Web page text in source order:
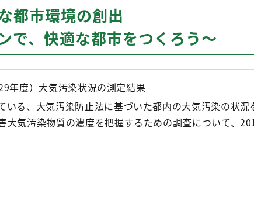
都市環境の創出
で、快適な都市をつくろう～
度）大気汚染状況の測定結果
いる、大気汚染防止法に基づいた都内の大気汚染の状況
大気汚染物質の濃度を把握するための調査について、